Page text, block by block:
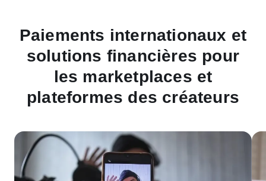
Paiements internationaux et
solutions financières pour
les marketplaces et
plateformes des créateurs